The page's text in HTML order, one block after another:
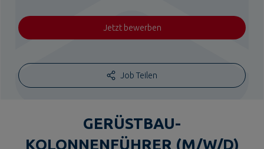
Jetzt bewerben
Job Teilen
GERÜSTBAU-
KOLONNENFÜHRER (M/W/D)